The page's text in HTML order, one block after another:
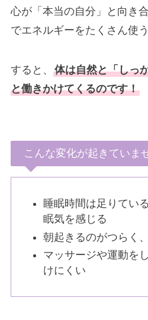
心が「本当の自分」と向き
でエネルギーをたくさん使
すると、 体は自然と「しっ
と働きかけてくるのです！
こんな変化が起きていま
睡眠時間は足りてい
眠気を感じる
朝起きるのがつらく
マッサージや運動を
けにくい